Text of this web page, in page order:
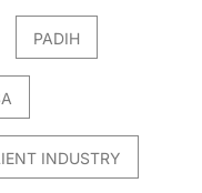
PADIH
INDUSTRY